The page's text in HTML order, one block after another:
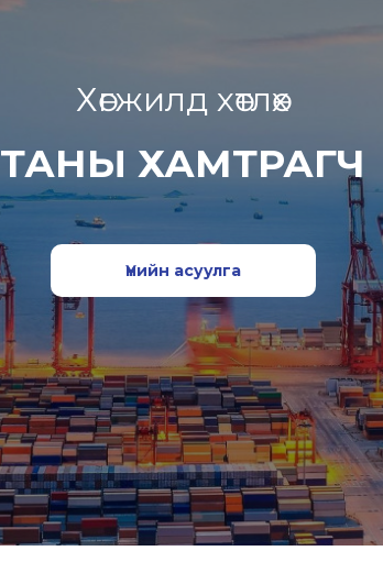
Хөгжилд хөтлөх
ТАНЫ ХАМТРАГЧ
Үнийн асуулга